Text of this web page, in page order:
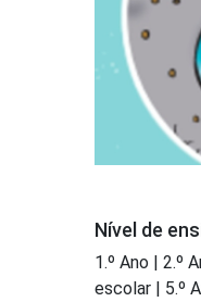
Nível de
1.º Ano | 2.º
escolar | 5.º